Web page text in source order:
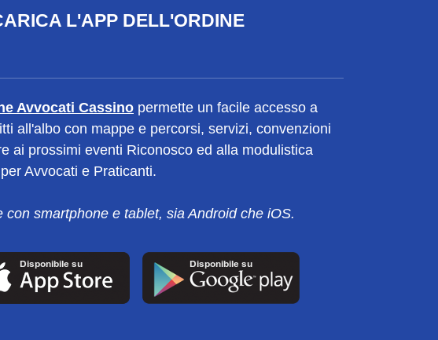
L'APP DELL'ORDINE
Avvocati Cassino permette un facile accesso a
all'albo con mappe e percorsi, servizi, convenzioni
ai prossimi eventi Riconosco ed alla modulistica
Avvocati e Praticanti.
con smartphone e tablet, sia Android che iOS.